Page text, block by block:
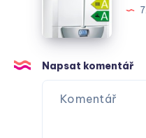
FGV
Investment
vytápění
Napsat komentář